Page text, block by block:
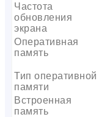
Частота
обновления
экрана
Оперативная
память
Тип оперативной
памяти
Встроенная
память